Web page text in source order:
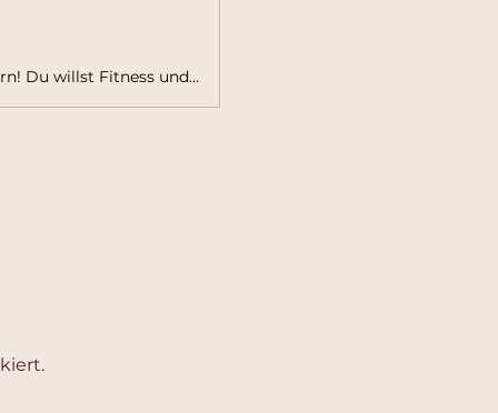
Willkommen in Deinem neuen Studio für Kampfsport in Friedberg, Bayern! Du willst Fitness und Kampfsport kombinieren? Dann bist Du hier genau richtig!